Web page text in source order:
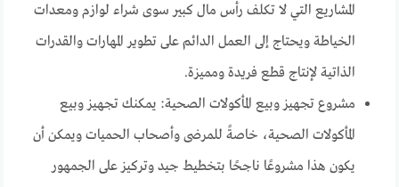
المشاريع التي لا تكلف رأس مال كبير سوى شراء لوازم ومعدات
الخياطة ويحتاج إلى العمل الدائم على تطوير المهارات والقدرات
الذاتية لإنتاج قطع فريدة ومميزة.
مشروع تجهيز وبيع المأكولات الصحية: يمكنك تجهيز وبيع
المأكولات الصحية، خاصةً للمرضى وأصحاب الحميات ويمكن أن
يكون هذا مشروعًا ناجحًا بتخطيط جيد وتركيز على الجمهور